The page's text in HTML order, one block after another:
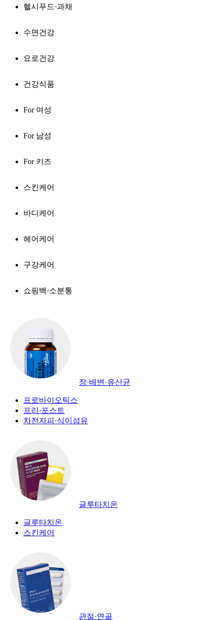
헬시푸드·과채
수면건강
요로건강
건강식품
For 여성
For 남성
For 키즈
스킨케어
바디케어
헤어케어
구강케어
쇼핑백·소분통
장·배변·유산균
프로바이오틱스
프리·포스트
차전자피·식이섬유
글루타치온
글루타치온
스킨케어
관절·연골